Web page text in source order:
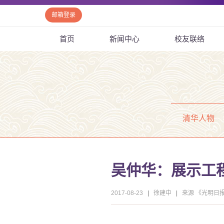
邮箱登录
首页 新闻中心 校友联络
清华人物
吴仲华：展示工
2017-08-23 徐建中 来源 《光明日